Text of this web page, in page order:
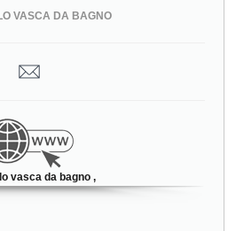
VASCA DA BAGNO
vasca da bagno ,